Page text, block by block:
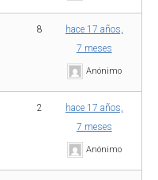
8
hace 17 años,
7 meses
Anónimo
2
hace 17 años,
7 meses
Anónimo